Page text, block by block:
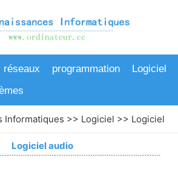
réseaux programmation
Logiciel
Informatiques >> Logiciel >> Logiciel
Logiciel audio